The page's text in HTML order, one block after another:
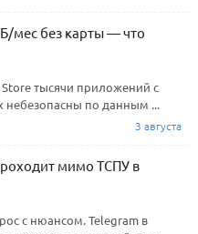
мес без карты — что
тысячи приложений с
небезопасны по данным ...
3 августа
мимо ТСПУ в
с нюансом. Telegram в